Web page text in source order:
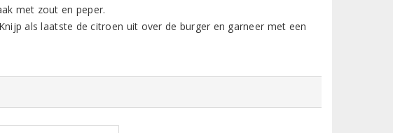
met zout en peper.
als laatste de citroen uit over de burger en garneer met een